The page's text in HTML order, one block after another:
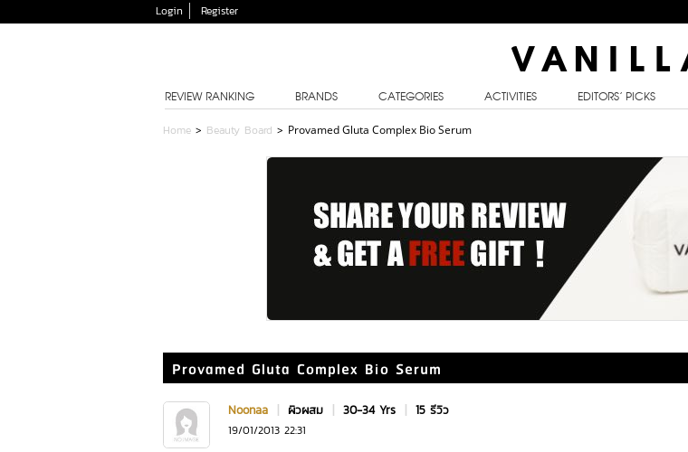
Login Register
REVIEW RANKING BRANDS CATEGORIES ACTIVITIES EDITORS’ PICKS
Home > Beauty Board > Provamed Gluta Complex Bio Serum
Provamed Gluta Complex Bio Serum
Noonaa | ผิวผสม | 30-34 Yrs | 15 รีวิว
19/01/2013 22:31